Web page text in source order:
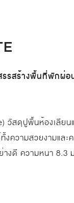
รสร้างพื้นที่พักผ่
วัสดุปูพื้นห้องเลีย
งความสวยงามและ
งดี ความหนา 8.3